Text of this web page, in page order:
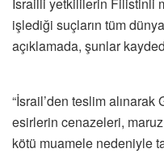
işlediği suçların tüm
açıklamada, şunlar
“İsrail’den teslim
esirlerin cenazeleri,
kötü muamele nedeniyle